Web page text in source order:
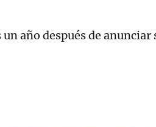
año después de anunciar